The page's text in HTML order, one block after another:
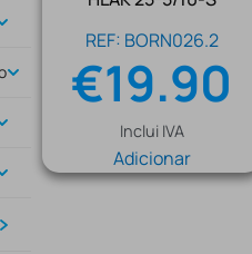
REF: BORN026.2
€19.90
Inclui IVA
Adicionar